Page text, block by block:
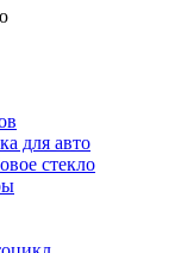
для авто
стекло